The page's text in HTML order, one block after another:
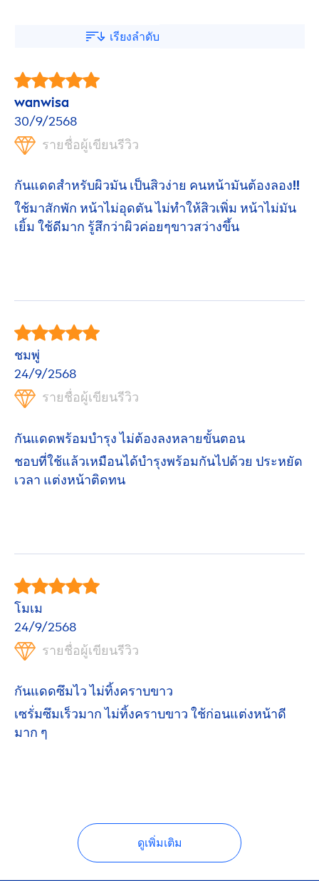
เรียงลำดับ
wanwisa
30/9/2568
รายชื่อผู้เขียนรีวิว
กันแดดสำหรับผิวมัน เป็นสิวง่าย คนหน้ามันต้องลอง!!
ใช้มาสักพัก หน้าไม่อุดตัน ไม่ทำให้สิวเพิ่ม หน้าไม่มัน
เยิ้ม ใช้ดีมาก รู้สึกว่าผิวค่อยๆขาวสว่างขึ้น
ชมพู่
24/9/2568
รายชื่อผู้เขียนรีวิว
กันแดดพร้อมบำรุง ไม่ต้องลงหลายขั้นตอน
ชอบที่ใช้แล้วเหมือนได้บำรุงพร้อมกันไปด้วย ประหยัด
เวลา แต่งหน้าติดทน
โมเม
24/9/2568
รายชื่อผู้เขียนรีวิว
กันแดดซึมไว ไม่ทิ้งคราบขาว
เซรั่มซึมเร็วมาก ไม่ทิ้งคราบขาว ใช้ก่อนแต่งหน้าดี
มาก ๆ
ดูเพิ่มเติม